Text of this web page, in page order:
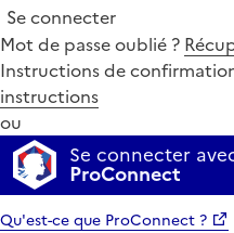
Se connecter
Mot de passe oublié ?
Instructions de
instructions
ou
Se connecter
ProConnect
Qu'est-ce que ProConnect ?